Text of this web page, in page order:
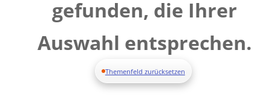
gefunden, die Ihrer
Auswahl entsprechen.
Themenfeld zurücksetzen